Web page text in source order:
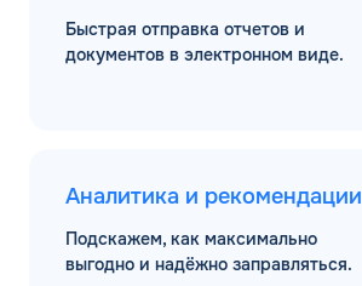
Быстрая отправка отчетов и
документов в электронном виде.
Аналитика и рекомендации
Подскажем, как максимально
выгодно и надёжно заправляться.